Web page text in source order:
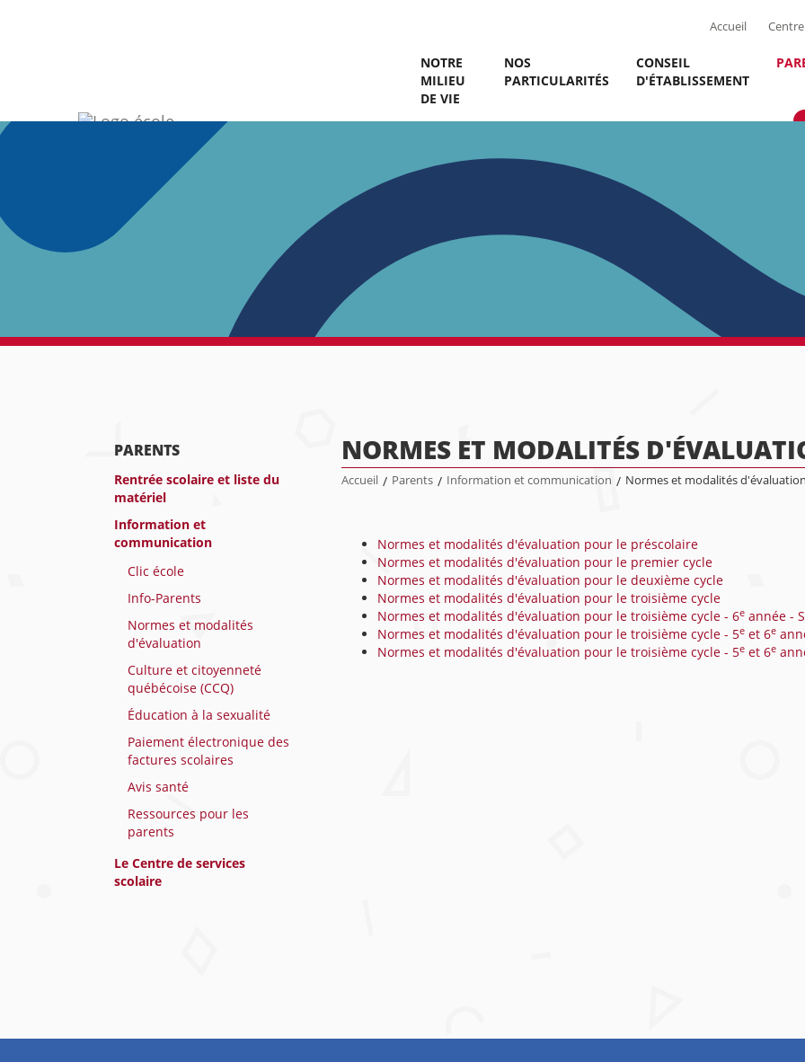
Accueil
NOTRE
MILIEU
DE VIE
NOS
PARTICULARITÉS
CONSEIL
D'ÉTABLISSEMENT
PARENTS
Rentrée scolaire et liste du
matériel
Information et
communication
Clic école
Info-Parents
Normes et modalités
d'évaluation
Culture et citoyenneté
québécoise (CCQ)
Éducation à la sexualité
Paiement électronique des
factures scolaires
Avis santé
Ressources pour les
parents
Le Centre de services
scolaire
NORMES ET MODALITÉS
Accueil / Parents / Information et communication / Normes et modalités d'évaluation
Normes et modalités d'évaluation pour le préscolaire
Normes et modalités d'évaluation pour le premier cycle
Normes et modalités d'évaluation pour le deuxième cycle
Normes et modalités d'évaluation pour le troisième cycle
Normes et modalités d'évaluation pour le troisième cycle - 6eannée -
Normes et modalités d'évaluation pour le troisième cycle - 5eet 6e
Normes et modalités d'évaluation pour le troisième cycle - 5eet 6e